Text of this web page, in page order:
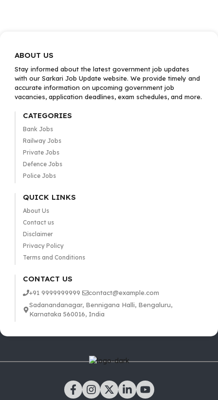
ABOUT US
Stay informed about the latest government job updates
with our Sarkari Job Update website. We provide timely and
accurate information on upcoming government job
vacancies, application deadlines, exam schedules, and more.
CATEGORIES
Bank Jobs
Railway Jobs
Private Jobs
Defence Jobs
Police Jobs
QUICK LINKS
About Us
Contact us
Disclaimer
Privacy Policy
Terms and Conditions
CONTACT US
+91 9999999999
contact@example.com
Sadanandanagar, Bennigana Halli, Bengaluru,
Karnataka 560016, India